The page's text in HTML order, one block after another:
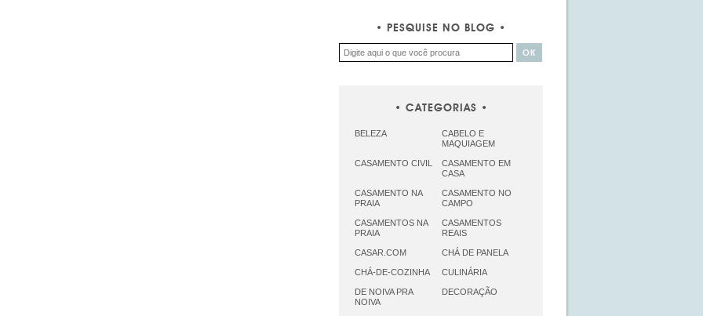
PESQUISE NO BLOG
CATEGORIAS
BELEZA
CABELO E
MAQUIAGEM
CASAMENTO CIVIL
CASAMENTO EM
CASA
CASAMENTO NA
PRAIA
CASAMENTO NO
CAMPO
CASAMENTOS NA
PRAIA
CASAMENTOS
REAIS
CASAR.COM CHÁ DE PANELA
CHÁ-DE-COZINHA CULINÁRIA
DE NOIVA PRA
NOIVA
DECORAÇÃO